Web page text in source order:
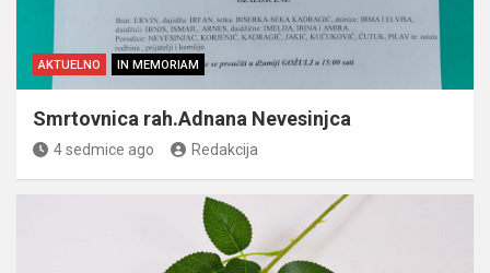
AKTUELNO IN MEMORIAM
Smrtovnica rah.Adnana Nevesinjca
4 sedmice ago Redakcija